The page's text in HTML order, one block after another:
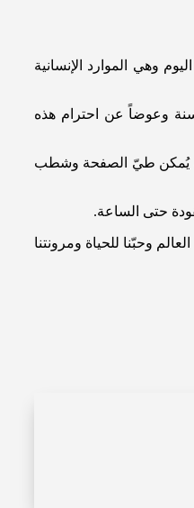
وهي الموارد الإنسانية
هذه السنة وعوضاً عن احترام هذه
وكأنه يُمكن طيّ الصفحة وشطب
حتى الساعة.
وحبّنا للحياة ومرونتنا